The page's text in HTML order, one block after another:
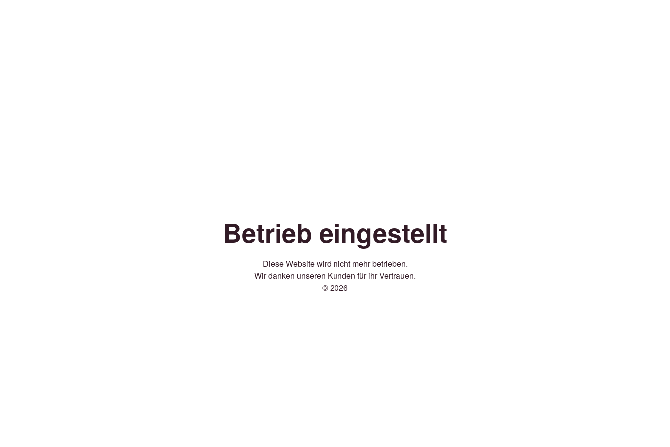
Betrieb eingestellt
Diese Website wird nicht mehr betrieben.
Wir danken unseren Kunden für ihr Vertrauen.
© 2026